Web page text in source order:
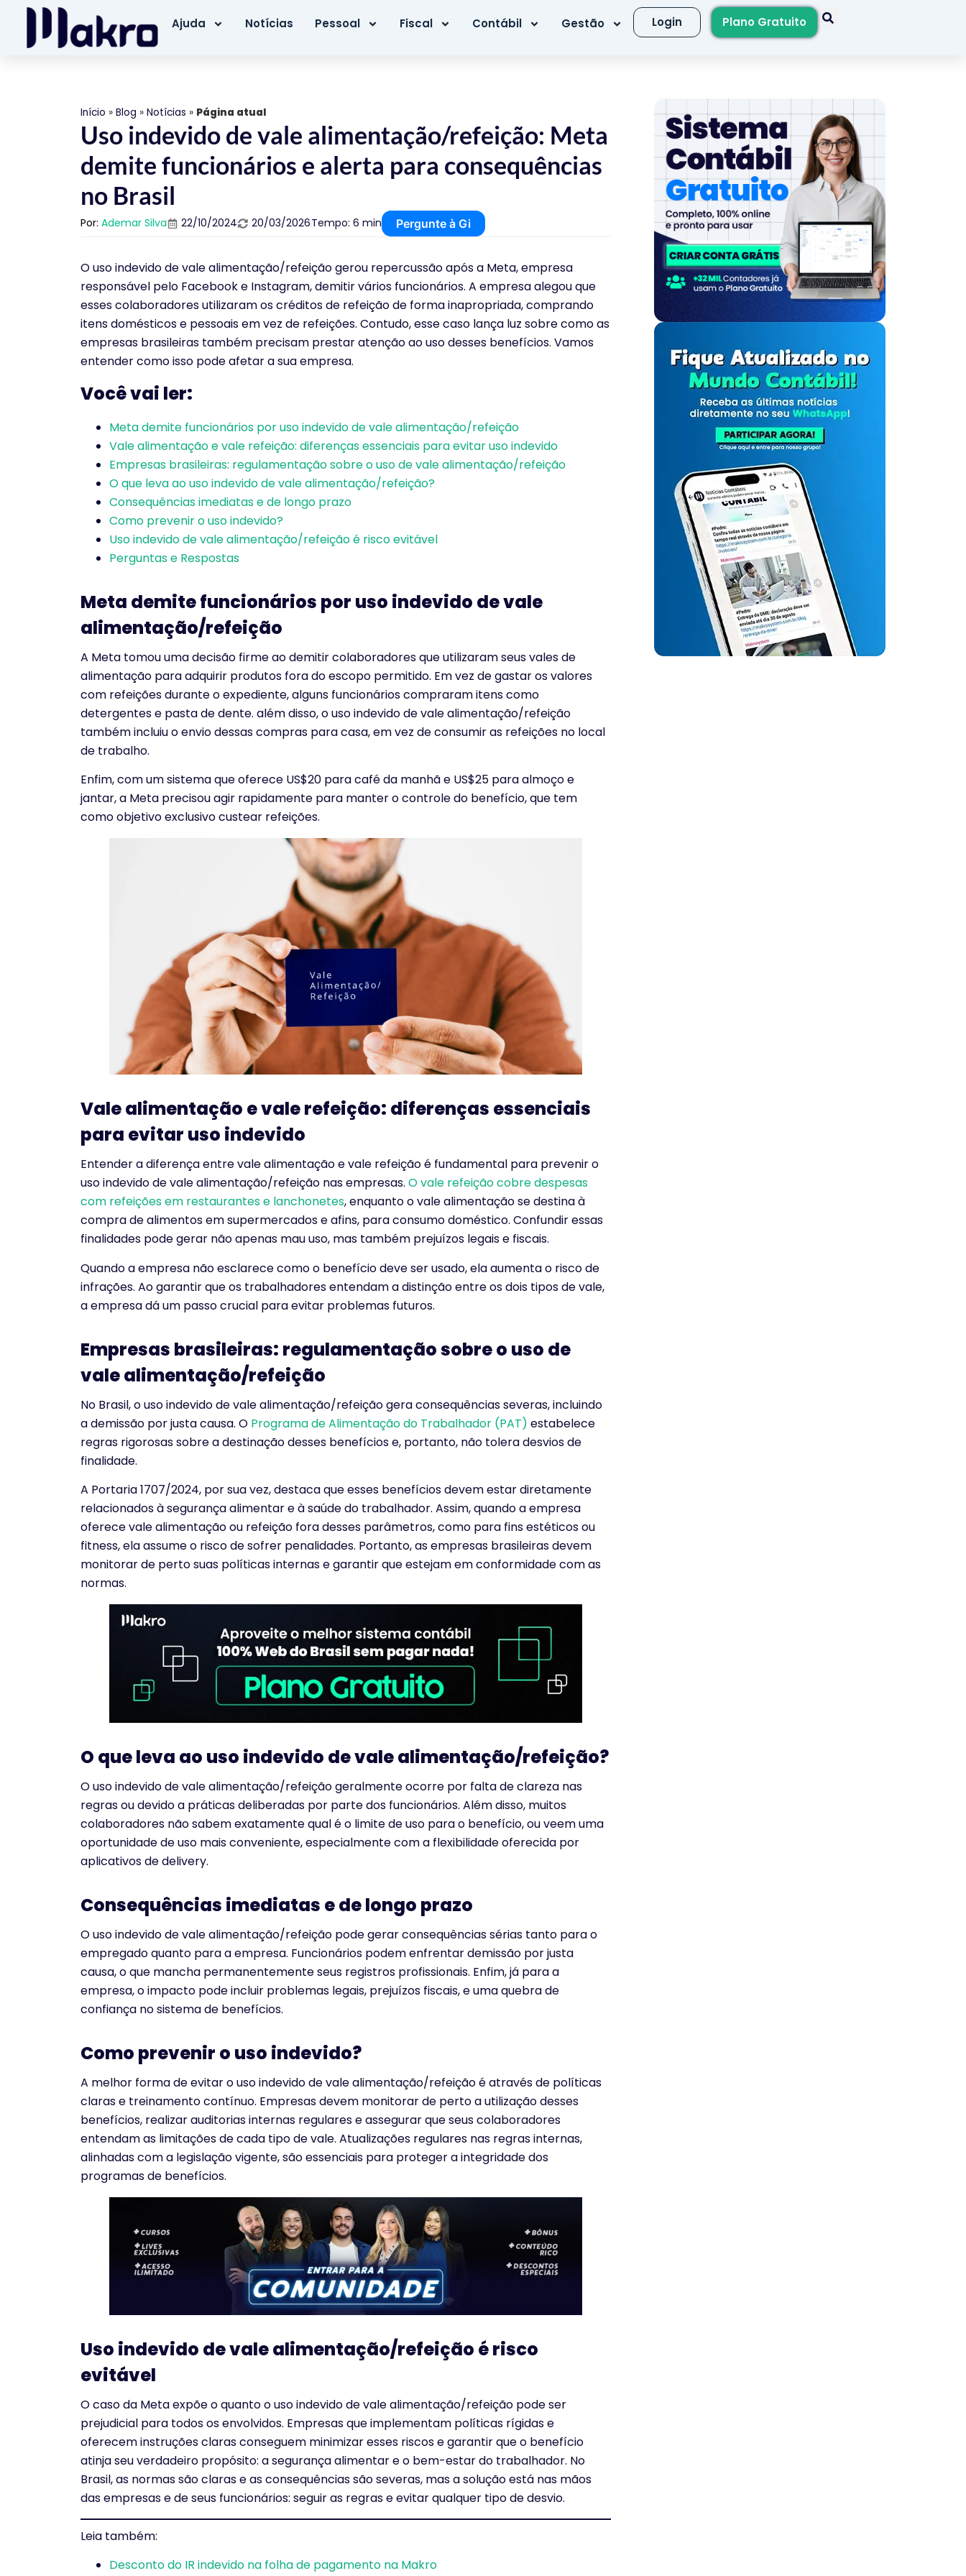
Ajuda Notícias Pessoal Fiscal Contábil Gestão Login Plano Gratuito
Início » Blog » Notícias » Página atual
Uso indevido de vale alimentação/refeição: Meta
demite funcionários e alerta para consequências
no Brasil
Por: Ademar Silva 22/10/2024 20/03/2026Tempo: 6 min Pergunte à Gi
O uso indevido de vale alimentação/refeição gerou repercussão após a Meta, empresa
responsável pelo Facebook e Instagram, demitir vários funcionários. A empresa alegou que
esses colaboradores utilizaram os créditos de refeição de forma inapropriada, comprando
itens domésticos e pessoais em vez de refeições. Contudo, esse caso lança luz sobre como as
empresas brasileiras também precisam prestar atenção ao uso desses benefícios. Vamos
entender como isso pode afetar a sua empresa.
Você vai ler:
Meta demite funcionários por uso indevido de vale alimentação/refeição
Vale alimentação e vale refeição: diferenças essenciais para evitar uso indevido
Empresas brasileiras: regulamentação sobre o uso de vale alimentação/refeição
O que leva ao uso indevido de vale alimentação/refeição?
Consequências imediatas e de longo prazo
Como prevenir o uso indevido?
Uso indevido de vale alimentação/refeição é risco evitável
Perguntas e Respostas
Meta demite funcionários por uso indevido de vale
alimentação/refeição
A Meta tomou uma decisão firme ao demitir colaboradores que utilizaram seus vales de
alimentação para adquirir produtos fora do escopo permitido. Em vez de gastar os valores
com refeições durante o expediente, alguns funcionários compraram itens como
detergentes e pasta de dente. além disso, o uso indevido de vale alimentação/refeição
também incluiu o envio dessas compras para casa, em vez de consumir as refeições no local
de trabalho.
Enfim, com um sistema que oferece US$20 para café da manhã e US$25 para almoço e
jantar, a Meta precisou agir rapidamente para manter o controle do benefício, que tem
como objetivo exclusivo custear refeições.
Vale alimentação e vale refeição: diferenças essenciais
para evitar uso indevido
Entender a diferença entre vale alimentação e vale refeição é fundamental para prevenir o
uso indevido de vale alimentação/refeição nas empresas. O vale refeição cobre despesas
com refeições em restaurantes e lanchonetes, enquanto o vale alimentação se destina à
compra de alimentos em supermercados e afins, para consumo doméstico. Confundir essas
finalidades pode gerar não apenas mau uso, mas também prejuízos legais e fiscais.
Quando a empresa não esclarece como o benefício deve ser usado, ela aumenta o risco de
infrações. Ao garantir que os trabalhadores entendam a distinção entre os dois tipos de vale,
a empresa dá um passo crucial para evitar problemas futuros.
Empresas brasileiras: regulamentação sobre o uso de
vale alimentação/refeição
No Brasil, o uso indevido de vale alimentação/refeição gera consequências severas, incluindo
a demissão por justa causa. O Programa de Alimentação do Trabalhador (PAT) estabelece
regras rigorosas sobre a destinação desses benefícios e, portanto, não tolera desvios de
finalidade.
A Portaria 1707/2024, por sua vez, destaca que esses benefícios devem estar diretamente
relacionados à segurança alimentar e à saúde do trabalhador. Assim, quando a empresa
oferece vale alimentação ou refeição fora desses parâmetros, como para fins estéticos ou
fitness, ela assume o risco de sofrer penalidades. Portanto, as empresas brasileiras devem
monitorar de perto suas políticas internas e garantir que estejam em conformidade com as
normas.
O que leva ao uso indevido de vale alimentação/refeição?
O uso indevido de vale alimentação/refeição geralmente ocorre por falta de clareza nas
regras ou devido a práticas deliberadas por parte dos funcionários. Além disso, muitos
colaboradores não sabem exatamente qual é o limite de uso para o benefício, ou veem uma
oportunidade de uso mais conveniente, especialmente com a flexibilidade oferecida por
aplicativos de delivery.
Consequências imediatas e de longo prazo
O uso indevido de vale alimentação/refeição pode gerar consequências sérias tanto para o
empregado quanto para a empresa. Funcionários podem enfrentar demissão por justa
causa, o que mancha permanentemente seus registros profissionais. Enfim, já para a
empresa, o impacto pode incluir problemas legais, prejuízos fiscais, e uma quebra de
confiança no sistema de benefícios.
Como prevenir o uso indevido?
A melhor forma de evitar o uso indevido de vale alimentação/refeição é através de políticas
claras e treinamento contínuo. Empresas devem monitorar de perto a utilização desses
benefícios, realizar auditorias internas regulares e assegurar que seus colaboradores
entendam as limitações de cada tipo de vale. Atualizações regulares nas regras internas,
alinhadas com a legislação vigente, são essenciais para proteger a integridade dos
programas de benefícios.
Uso indevido de vale alimentação/refeição é risco
evitável
O caso da Meta expõe o quanto o uso indevido de vale alimentação/refeição pode ser
prejudicial para todos os envolvidos. Empresas que implementam políticas rígidas e
oferecem instruções claras conseguem minimizar esses riscos e garantir que o benefício
atinja seu verdadeiro propósito: a segurança alimentar e o bem-estar do trabalhador. No
Brasil, as normas são claras e as consequências são severas, mas a solução está nas mãos
das empresas e de seus funcionários: seguir as regras e evitar qualquer tipo de desvio.
Leia também:
Desconto do IR indevido na folha de pagamento na Makro